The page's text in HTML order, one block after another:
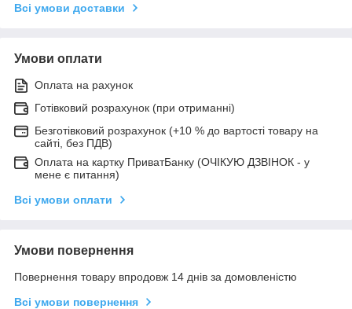
Всі умови доставки
Умови оплати
Оплата на рахунок
Готівковий розрахунок (при отриманні)
Безготівковий розрахунок (+10 % до вартості товару на
сайті, без ПДВ)
Оплата на картку ПриватБанку (ОЧІКУЮ ДЗВІНОК - у
мене є питання)
Всі умови оплати
Умови повернення
Повернення товару впродовж 14 днів за домовленістю
Всі умови повернення